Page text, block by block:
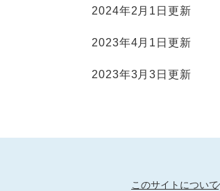
2024年2月1日更新
2023年4月1日更新
2023年3月3日更新
このサイトについて